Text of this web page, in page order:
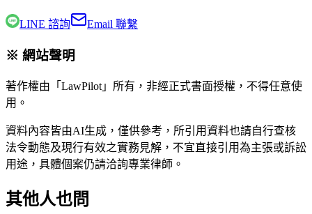
LINE 諮詢 Email 聯繫
※ 網站聲明
著作權由「LawPilot」所有，非經正式書面授權，不得任意使
用。
資料內容皆由AI生成，僅供參考，所引用資料也請自行查核
法令動態及現行有效之實務見解，不宜直接引用為主張或訴訟
用途，具體個案仍請洽詢專業律師。
其他人也問